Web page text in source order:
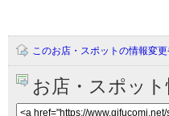
このお店・スポットの情報変
お店・スポッ